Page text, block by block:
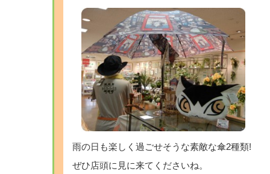
雨の日も楽しく過ごせそうな素敵な傘2種類!
ぜひ店頭に見に来てくださいね。